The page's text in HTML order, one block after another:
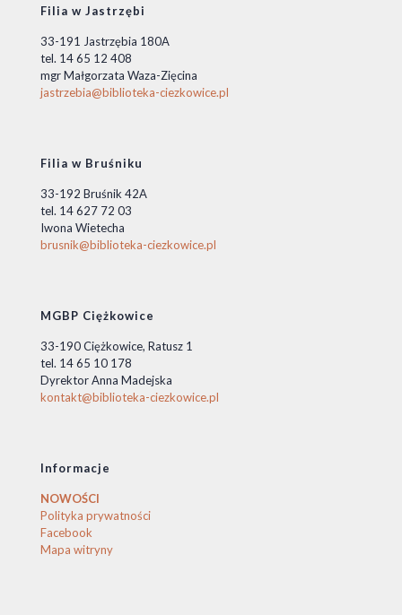
Filia w Jastrzębi
33-191 Jastrzębia 180A
tel. 14 65 12 408
mgr Małgorzata Waza-Zięcina
jastrzebia@biblioteka-ciezkowice.pl
Filia w Bruśniku
33-192 Bruśnik 42A
tel. 14 627 72 03
Iwona Wietecha
brusnik@biblioteka-ciezkowice.pl
MGBP Ciężkowice
33-190 Ciężkowice, Ratusz 1
tel. 14 65 10 178
Dyrektor Anna Madejska
kontakt@biblioteka-ciezkowice.pl
Informacje
NOWOŚCI
Polityka prywatności
Facebook
Mapa witryny